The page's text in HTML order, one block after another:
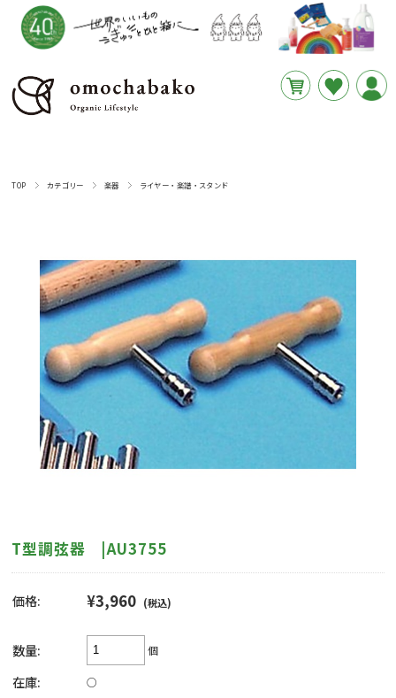
TOP カテゴリー 楽器 ライヤー・楽譜・スタンド
T型調弦器 |AU3755
価格: ¥3,960 (税込)
数量: 個
在庫: ○